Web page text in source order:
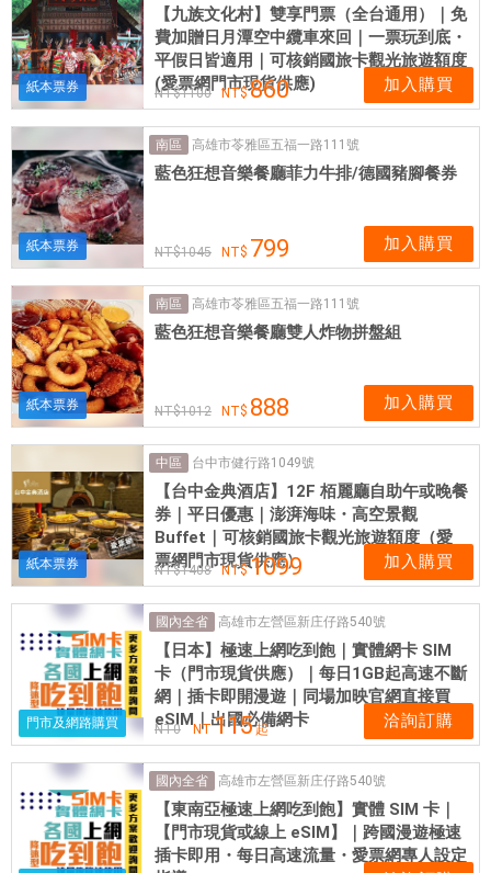
紙本票券
【九族文化村】雙享門票（全台通用）｜免
費加贈日月潭空中纜車來回｜一票玩到底・
平假日皆適用｜可核銷國旅卡觀光旅遊額度
(愛票網門市現貨供應)
1100 860 加入購買
紙本票券
南區 高雄市苓雅區五福一路111號
藍色狂想音樂餐廳菲力牛排/德國豬腳餐券
1045 799 加入購買
紙本票券
南區 高雄市苓雅區五福一路111號
藍色狂想音樂餐廳雙人炸物拼盤組
1012 888 加入購買
紙本票券
中區 台中市健行路1049號
【台中金典酒店】12F 栢麗廳自助午或晚餐
券｜平日優惠｜澎湃海味・高空景觀
Buffet｜可核銷國旅卡觀光旅遊額度（愛
票網門市現貨供應）
1408 1099 加入購買
門市及網路購買
國內全省 高雄市左營區新庄仔路540號
【日本】極速上網吃到飽｜實體網卡 SIM
卡（門市現貨供應）｜每日1GB起高速不斷
網｜插卡即開漫遊｜同場加映官網直接買
eSIM｜出國必備網卡
NT0 NT 115起 洽詢訂購
國內全省 高雄市左營區新庄仔路540號
【東南亞極速上網吃到飽】實體 SIM 卡｜
【門市現貨或線上 eSIM】｜跨國漫遊極速
插卡即用・每日高速流量・愛票網專人設定